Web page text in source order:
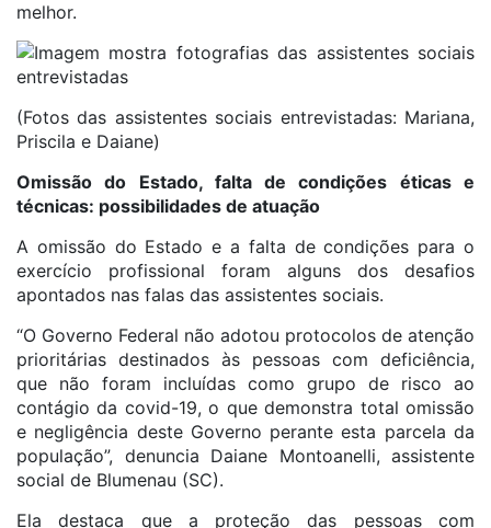
melhor.
(Fotos das assistentes sociais entrevistadas: Mariana,
Priscila e Daiane)
Omissão do Estado, falta de condições éticas e
técnicas: possibilidades de atuação
A omissão do Estado e a falta de condições para o
exercício profissional foram alguns dos desafios
apontados nas falas das assistentes sociais.
“O Governo Federal não adotou protocolos de atenção
prioritárias destinados às pessoas com deficiência,
que não foram incluídas como grupo de risco ao
contágio da covid-19, o que demonstra total omissão
e negligência deste Governo perante esta parcela da
população”, denuncia Daiane Montoanelli, assistente
social de Blumenau (SC).
Ela destaca que a proteção das pessoas com